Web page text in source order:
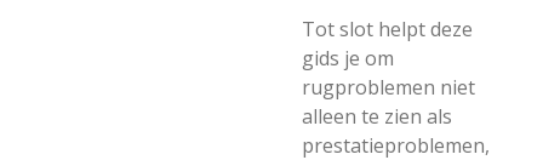
Tot slot helpt deze
gids je om
rugproblemen niet
alleen te zien als
prestatieproblemen,